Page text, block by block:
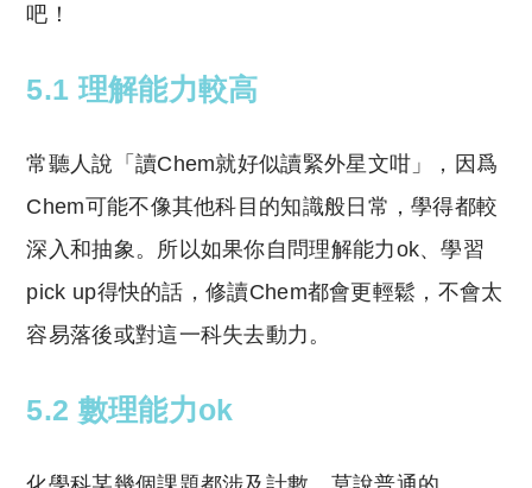
吧！
5.1 理解能力較高
常聽人說「讀Chem就好似讀緊外星文咁」，因爲
Chem可能不像其他科目的知識般日常，學得都較
深入和抽象。所以如果你自問理解能力ok、學習
pick up得快的話，修讀Chem都會更輕鬆，不會太
容易落後或對這一科失去動力。
5.2 數理能力ok